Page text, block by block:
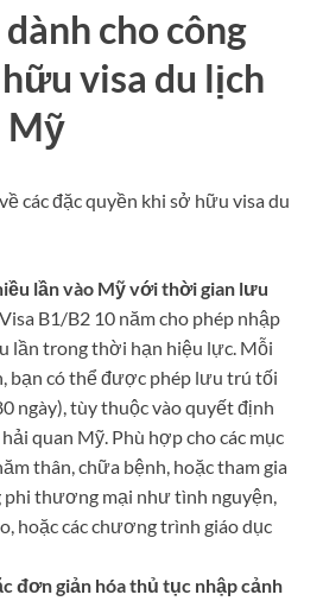
cho công
visa du lịch
Mỹ
các đặc quyền khi sở hữu visa du
lần vào Mỹ với thời gian lưu
B1/B2 10 năm cho phép nhập
lần trong thời hạn hiệu lực. Mỗi
bạn có thể được phép lưu trú tối
ngày), tùy thuộc vào quyết định
quan Mỹ. Phù hợp cho các mục
thân, chữa bệnh, hoặc tham gia
phi thương mại như tình nguyện,
hoặc các chương trình giáo dục
đơn giản hóa thủ tục nhập cảnh